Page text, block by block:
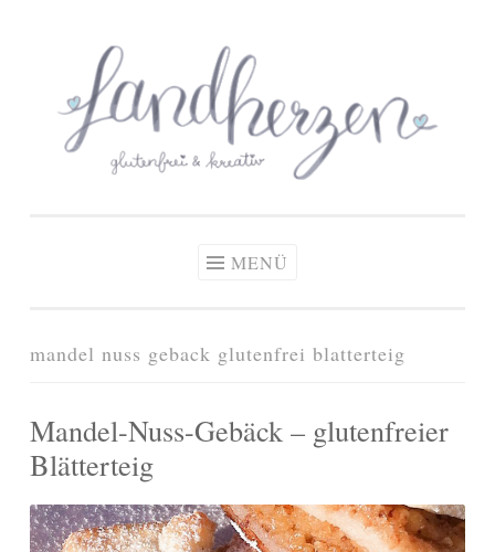
springen
Zöliakie, glutenfreie Ernährung
MENÜ
mandel nuss geback glutenfrei blatterteig
Mandel-Nuss-Gebäck – glutenfreier
Blätterteig